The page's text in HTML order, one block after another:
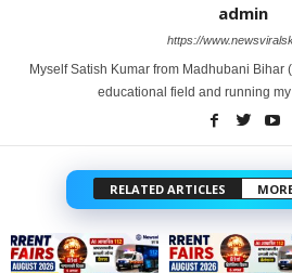
admin
https://
Myself Satish Kumar from Madhubani Bihar
educational field and running my
RELATED ARTICLES